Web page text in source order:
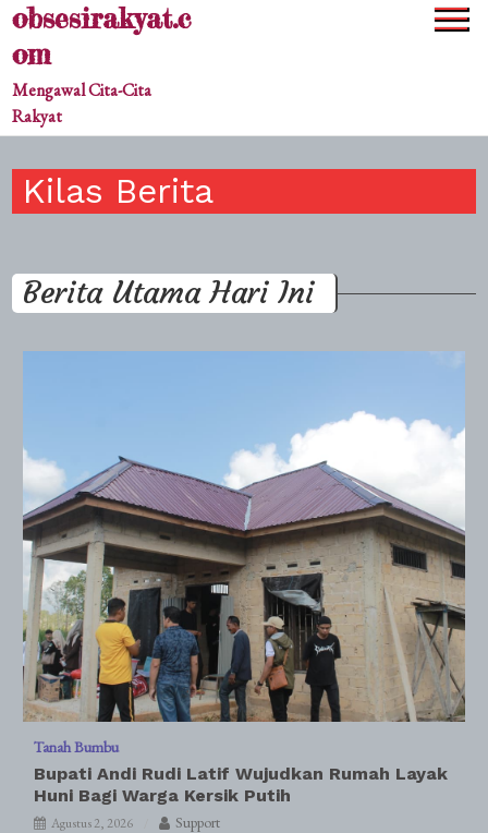
Skipobsesirakyat.c
om
Mengawal Cita-Cita
Rakyat
Kilas Berita
Berita Utama Hari Ini
Tanah Bumbu
Bupati Andi Rudi Latif Wujudkan Rumah Layak
Huni Bagi Warga Kersik Putih
Agustus 2, 2026 Support